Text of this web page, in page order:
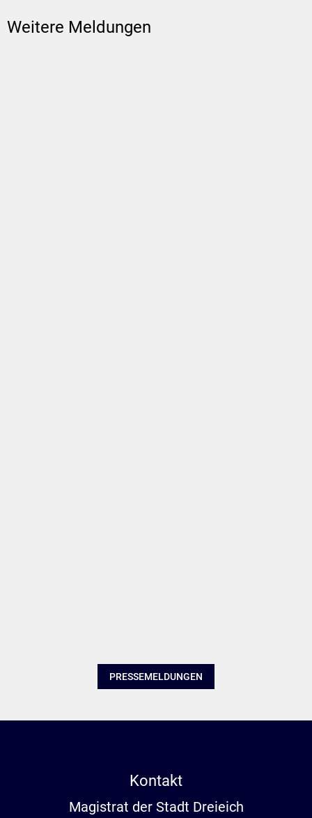
Weitere Meldungen
PRESSEMELDUNGEN
Kontakt
Magistrat der Stadt Dreieich